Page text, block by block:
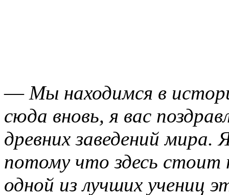
— Мы находимся в
сюда вновь, я вас
древних заведений
потому что здесь стоит
одной из лучших учениц